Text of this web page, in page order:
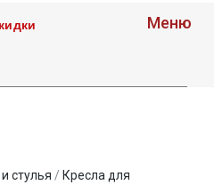
Меню
стулья / Кресла для